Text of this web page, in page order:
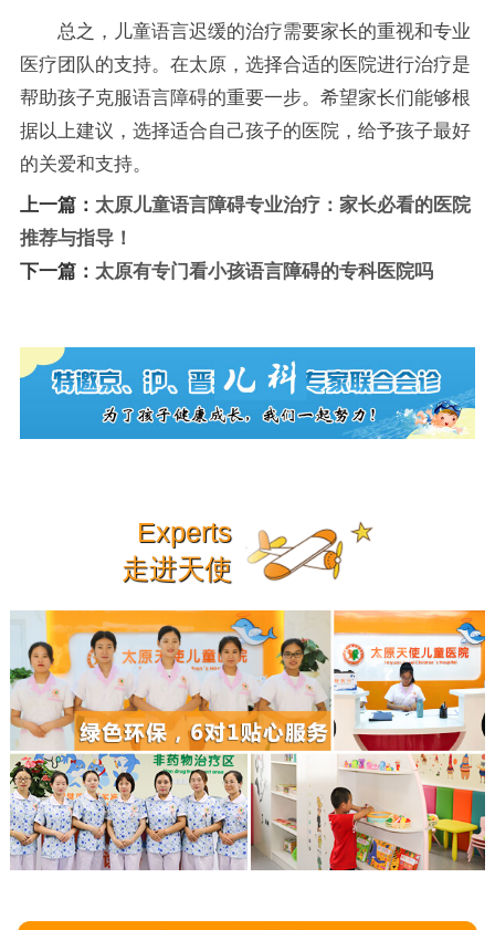
总之，儿童语言迟缓的治疗需要家长的重视和专业
医疗团队的支持。在太原，选择合适的医院进行治疗是
帮助孩子克服语言障碍的重要一步。希望家长们能够根
据以上建议，选择适合自己孩子的医院，给予孩子最好
的关爱和支持。
上一篇： 太原儿童语言障碍专业治疗：家长必看的医院
推荐与指导！
下一篇： 太原有专门看小孩语言障碍的专科医院吗
Experts
走进天使